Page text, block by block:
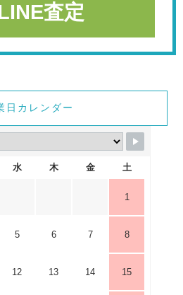
査定
日カレンダー
水 木 金 土
1
5 6 7 8
12 13 14 15